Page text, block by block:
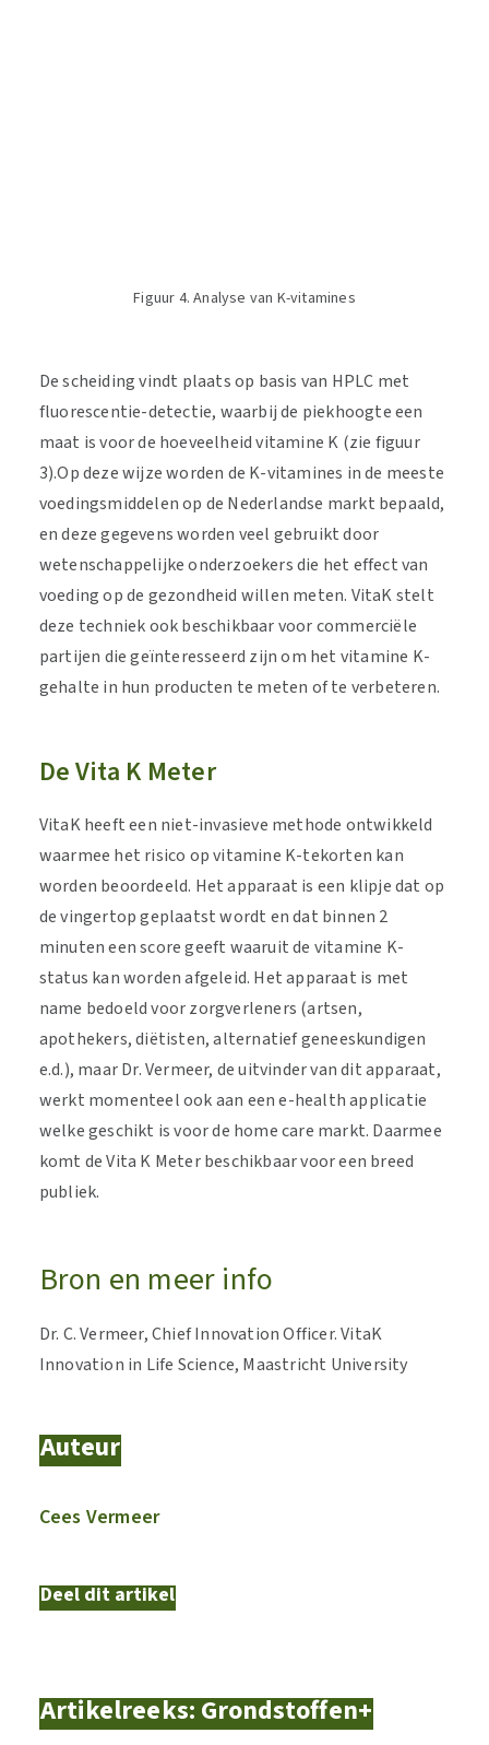
Figuur 4. Analyse van K-vitamines
De scheiding vindt plaats op basis van HPLC met
fluorescentie-detectie, waarbij de piekhoogte een
maat is voor de hoeveelheid vitamine K (zie figuur
3).Op deze wijze worden de K-vitamines in de meeste
voedingsmiddelen op de Nederlandse markt bepaald,
en deze gegevens worden veel gebruikt door
wetenschappelijke onderzoekers die het effect van
voeding op de gezondheid willen meten. VitaK stelt
deze techniek ook beschikbaar voor commerciële
partijen die geïnteresseerd zijn om het vitamine K-
gehalte in hun producten te meten of te verbeteren.
De Vita K Meter
VitaK heeft een niet-invasieve methode ontwikkeld
waarmee het risico op vitamine K-tekorten kan
worden beoordeeld. Het apparaat is een klipje dat op
de vingertop geplaatst wordt en dat binnen 2
minuten een score geeft waaruit de vitamine K-
status kan worden afgeleid. Het apparaat is met
name bedoeld voor zorgverleners (artsen,
apothekers, diëtisten, alternatief geneeskundigen
e.d.), maar Dr. Vermeer, de uitvinder van dit apparaat,
werkt momenteel ook aan een e-health applicatie
welke geschikt is voor de home care markt. Daarmee
komt de Vita K Meter beschikbaar voor een breed
publiek.
Bron en meer info
Dr. C. Vermeer, Chief Innovation Officer. VitaK
Innovation in Life Science, Maastricht University
Auteur
Cees Vermeer
Deel dit artikel
Artikelreeks: Grondstoffen+